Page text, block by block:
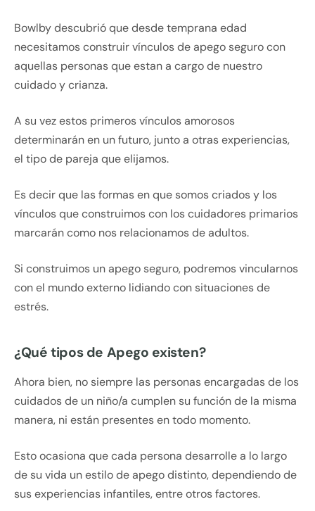
Bowlby descubrió que desde temprana edad
necesitamos construir vínculos de apego seguro con
aquellas personas que estan a cargo de nuestro
cuidado y crianza.
A su vez estos primeros vínculos amorosos
determinarán en un futuro, junto a otras experiencias,
el tipo de pareja que elijamos.
Es decir que las formas en que somos criados y los
vínculos que construimos con los cuidadores primarios
marcarán como nos relacionamos de adultos.
Si construimos un apego seguro, podremos vincularnos
con el mundo externo lidiando con situaciones de
estrés.
¿Qué tipos de Apego existen?
Ahora bien, no siempre las personas encargadas de los
cuidados de un niño/a cumplen su función de la misma
manera, ni están presentes en todo momento.
Esto ocasiona que cada persona desarrolle a lo largo
de su vida un estilo de apego distinto, dependiendo de
sus experiencias infantiles, entre otros factores.